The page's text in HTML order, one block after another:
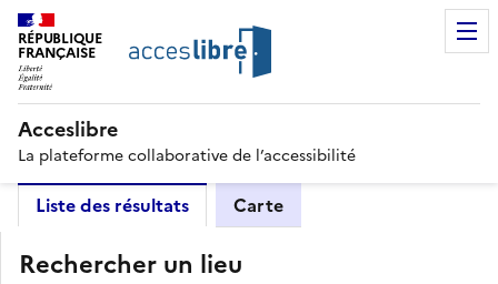
RÉPUBLIQUE
FRANÇAISE
Acceslibre
La plateforme collaborative de l’accessibilité
Liste des résultats Carte
Rechercher un lieu